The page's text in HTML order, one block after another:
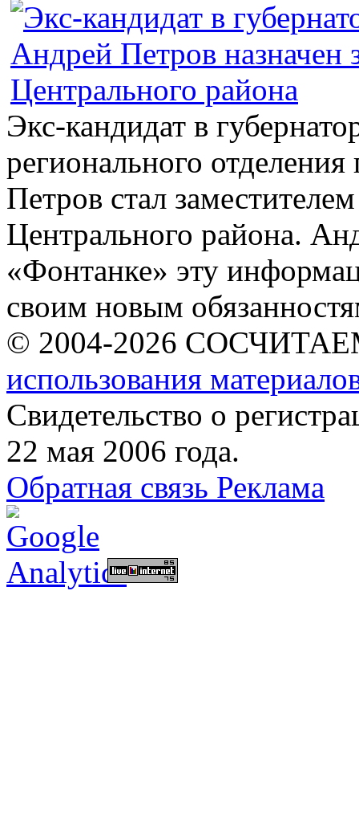
Экс-кандидат в
регионального
Петров стал
Центрального района.
«Фонтанке» эту
своим новым
© 2004-2026
использования
Свидетельство о
22 мая 2006 года.
Обратная связь Реклама